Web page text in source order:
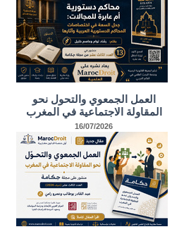
العمل الجمعوي والتحول نحو
المقاولة الاجتماعية في المغرب
16/07/2026